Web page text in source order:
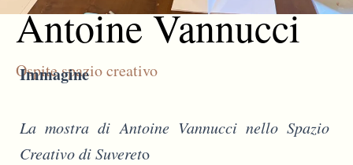
Antoine Vannucci
Ospite spazio creativo
Immagine
La mostra di Antoine Vannucci nello Spazio
Creativo di Suvereto